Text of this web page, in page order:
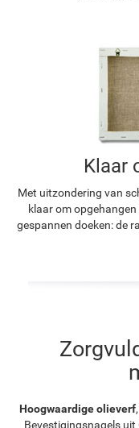
Klaar
Met uitzondering van
klaar om
gespannen doeken: de
Hoogwaardige olieverf
Bevestigingsnagels